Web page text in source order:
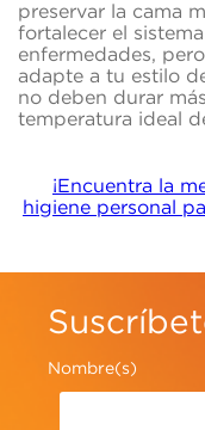
preservar la cama
fortalecer el
enfermedades,
adapte a tu estilo
no deben durar
temperatura ideal
¡Encuentra la
higiene personal
Nombre(s)